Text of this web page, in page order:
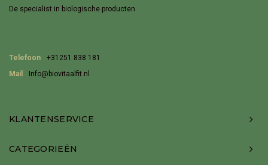
De specialist in biologische producten
Telefoon
+31251 838 181
Mail
Info@biovitaalfit.nl
KLANTENSERVICE
CATEGORIEËN